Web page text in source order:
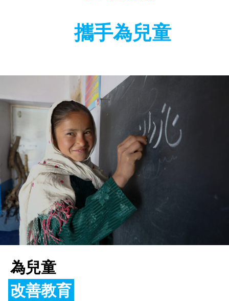
攜手為兒童
為兒童
助其茁壯成長
為兒童
改善教育
為兒童
遏止暴力和剝削